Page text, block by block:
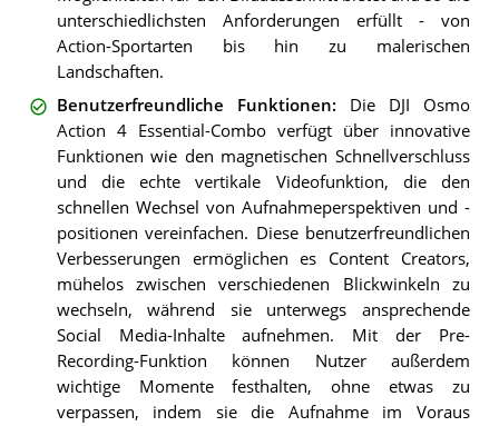
unterschiedlichsten Anforderungen erfüllt - von
Action-Sportarten bis hin zu malerischen
Landschaften.
Benutzerfreundliche Funktionen: Die DJI Osmo
Action 4 Essential-Combo verfügt über innovative
Funktionen wie den magnetischen Schnellverschluss
und die echte vertikale Videofunktion, die den
schnellen Wechsel von Aufnahmeperspektiven und -
positionen vereinfachen. Diese benutzerfreundlichen
Verbesserungen ermöglichen es Content Creators,
mühelos zwischen verschiedenen Blickwinkeln zu
wechseln, während sie unterwegs ansprechende
Social Media-Inhalte aufnehmen. Mit der Pre-
Recording-Funktion können Nutzer außerdem
wichtige Momente festhalten, ohne etwas zu
verpassen, indem sie die Aufnahme im Voraus